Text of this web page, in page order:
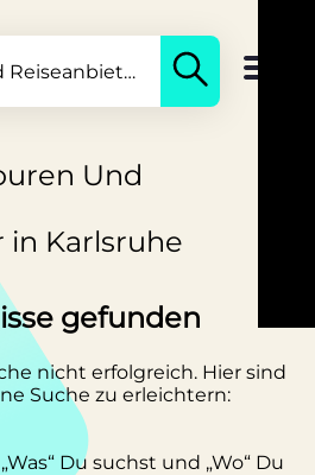
Und
in Karlsruhe
gefunden
nicht erfolgreich. Hier sind
Suche zu erleichtern:
Du suchst und „Wo“ Du